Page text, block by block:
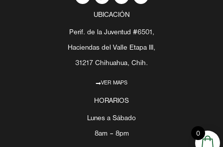
c
o
o
k
k
t
k
s
t
g
r
a
m
a
a
p
p
UBICACIÓN
Perif. de la Juventud #6501,
Haciendas del Valle Etapa III,
31217 Chihuahua, Chih.
VER MAPS
HORARIOS
Lunes a Sábado
8am – 8pm 0